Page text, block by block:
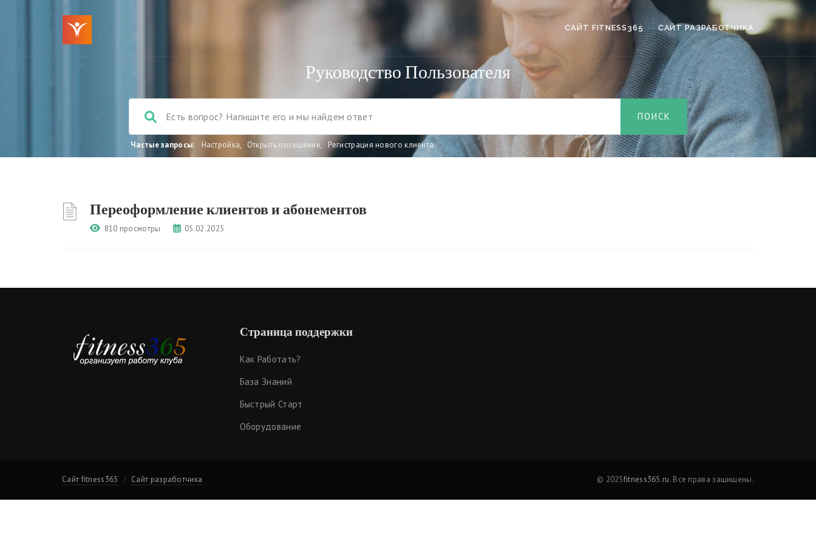
САЙТ FITNESS365 САЙТ РАЗРАБОТЧИКА
Руководство Пользователя
Частые запросы: Настройка, Открыть посещение, Регистрация нового клиента
Переоформление клиентов и абонементов
810 просмотры 05.02.2025
Страница поддержки
Как Работать?
База Знаний
Быстрый Старт
Оборудование
Сайт fitness365 Сайт разработчика © 2025fitness365.ru. Все права защищены.